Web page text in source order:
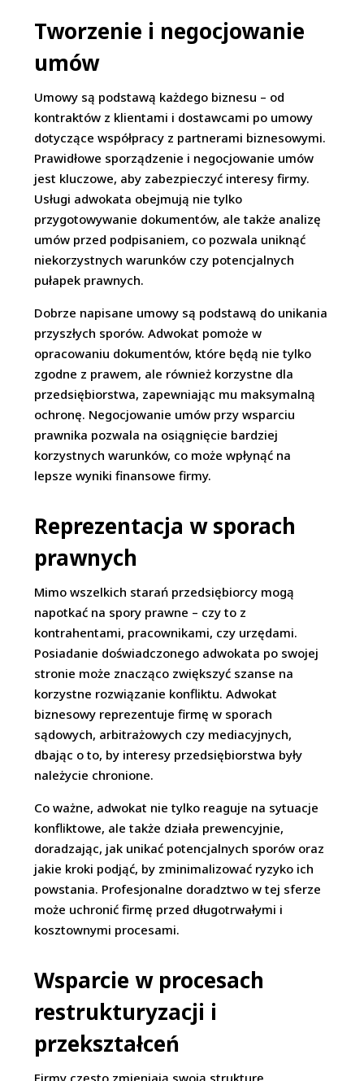
Tworzenie i negocjowanie
umów
Umowy są podstawą każdego biznesu – od
kontraktów z klientami i dostawcami po umowy
dotyczące współpracy z partnerami biznesowymi.
Prawidłowe sporządzenie i negocjowanie umów
jest kluczowe, aby zabezpieczyć interesy firmy.
Usługi adwokata obejmują nie tylko
przygotowywanie dokumentów, ale także analizę
umów przed podpisaniem, co pozwala uniknąć
niekorzystnych warunków czy potencjalnych
pułapek prawnych.
Dobrze napisane umowy są podstawą do unikania
przyszłych sporów. Adwokat pomoże w
opracowaniu dokumentów, które będą nie tylko
zgodne z prawem, ale również korzystne dla
przedsiębiorstwa, zapewniając mu maksymalną
ochronę. Negocjowanie umów przy wsparciu
prawnika pozwala na osiągnięcie bardziej
korzystnych warunków, co może wpłynąć na
lepsze wyniki finansowe firmy.
Reprezentacja w sporach
prawnych
Mimo wszelkich starań przedsiębiorcy mogą
napotkać na spory prawne – czy to z
kontrahentami, pracownikami, czy urzędami.
Posiadanie doświadczonego adwokata po swojej
stronie może znacząco zwiększyć szanse na
korzystne rozwiązanie konfliktu. Adwokat
biznesowy reprezentuje firmę w sporach
sądowych, arbitrażowych czy mediacyjnych,
dbając o to, by interesy przedsiębiorstwa były
należycie chronione.
Co ważne, adwokat nie tylko reaguje na sytuacje
konfliktowe, ale także działa prewencyjnie,
doradzając, jak unikać potencjalnych sporów oraz
jakie kroki podjąć, by zminimalizować ryzyko ich
powstania. Profesjonalne doradztwo w tej sferze
może uchronić firmę przed długotrwałymi i
kosztownymi procesami.
Wsparcie w procesach
restrukturyzacji i
przekształceń
Firmy często zmieniają swoją strukturę,